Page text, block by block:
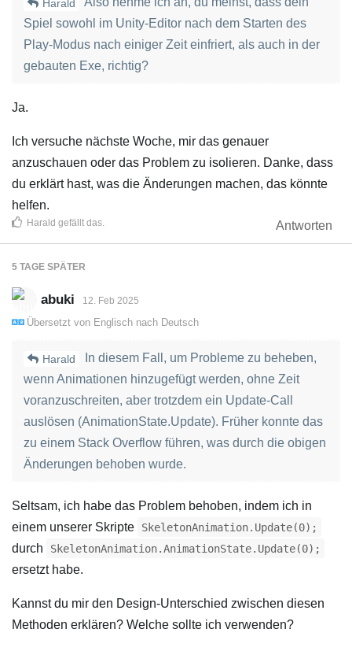
Harald
Spiel sowohl im Unity-Editor nach dem Starten des
Play-Modus nach einiger Zeit einfriert, als auch in der
gebauten Exe, richtig?
Ja.
Ich versuche nächste Woche, mir das genauer
anzuschauen oder das Problem zu isolieren. Danke, dass
du erklärt hast, was die Änderungen machen, das könnte
helfen.
Antworten
Harald gefällt das.
5 TAGE SPÄTER
abuki 12. Feb 2025
Übersetzt von Englisch nach Deutsch
Harald
In diesem Fall, um Probleme zu beheben,
wenn Animationen hinzugefügt werden, ohne Zeit
voranzuschreiten, aber trotzdem ein Update-Call
auslösen (AnimationState.Update). Früher konnte das
zu einem Stack Overflow führen, was durch die obigen
Änderungen behoben wurde.
Seltsam, ich habe das Problem behoben, indem ich in
einem unserer Skripte
SkeletonAnimation.Update(0);
durch SkeletonAnimation.AnimationState.Update(0);
ersetzt habe.
Kannst du mir den Design-Unterschied zwischen diesen
Methoden erklären? Welche sollte ich verwenden?